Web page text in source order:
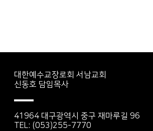
대한예수교장로회 서남교회
신동호 담임목사
41964 대구광역시 중구 재마루길 96
TEL: (053)255-7770